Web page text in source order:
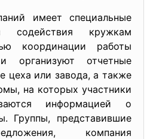
имеет специальные
содействия кружкам
координации работы
организуют отчетные
цеха или завода, а также
на которых участники
информацией о
Группы, представившие
компания